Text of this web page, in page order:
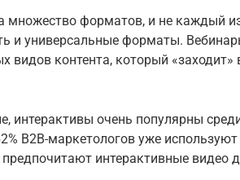
множество форматов, и не каждый
и универсальные форматы.
видов контента, который
интерактивы очень популярны
B2B-маркетологов уже
предпочитают интерактивные видео